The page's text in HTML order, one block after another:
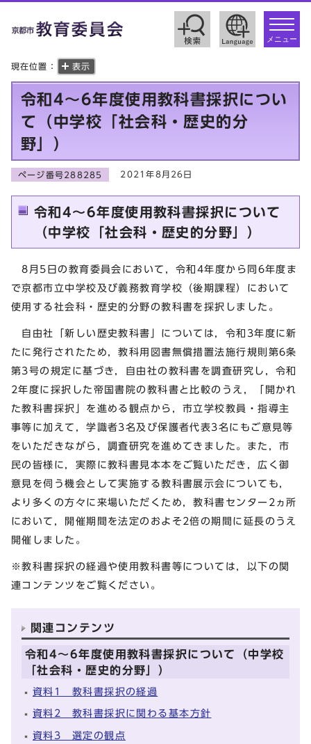
toggle
メニュー
現在位置： 表示
令和4～6年度使用教科書採択につい
て（中学校「社会科・歴史的分
野」）
ページ番号288285 2021年8月26日
令和4～6年度使用教科書採択について
（中学校「社会科・歴史的分野」）
8月5日の教育委員会において，令和4年度から同6年度ま
で京都市立中学校及び義務教育学校（後期課程）において
使用する社会科・歴史的分野の教科書を採択しました。
自由社「新しい歴史教科書」については，令和3年度に新
たに発行されたため，教科用図書無償措置法施行規則第6条
第3号の規定に基づき，自由社の教科書を調査研究し，令和
2年度に採択した帝国書院の教科書と比較のうえ，「開かれ
た教科書採択」を進める観点から，市立学校教員・指導主
事等に加えて，学識者3名及び保護者代表3名にもご意見等
をいただきながら，調査研究を進めてきました。また，市
民の皆様に，実際に教科書見本本をご覧いただき，広く御
意見を伺う機会として実施する教科書展示会についても，
より多くの方々に来場いただくため，教科書センター2ヵ所
において，開催期間を法定のおよそ2倍の期間に延長のうえ
開催しました。
※教科書採択の経過や使用教科書等については，以下の関
連コンテンツをご覧ください。
関連コンテンツ
令和4～6年度使用教科書採択について（中学校
「社会科・歴史的分野」）
資料1 教科書採択の経過
資料2 教科書採択に関わる基本方針
資料3 選定の観点